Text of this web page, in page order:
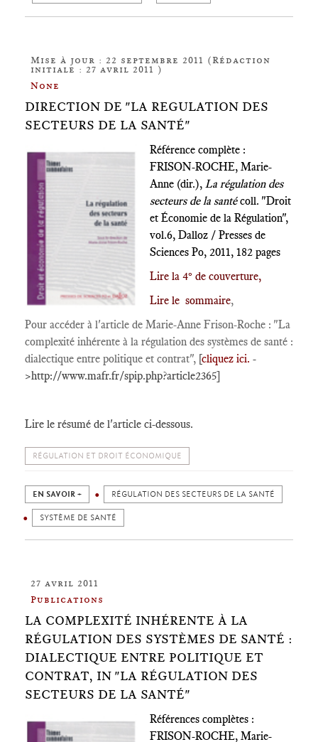
Mise à jour : 22 septembre 2011 (Rédaction
initiale : 27 avril 2011 )
None
DIRECTION DE "LA REGULATION DES
SECTEURS DE LA SANTÉ"
Référence complète :
FRISON-ROCHE, Marie-
Anne (dir.), La régulation des
secteurs de la santécoll. "Droit
et Économie de la Régulation",
vol.6, Dalloz / Presses de
Sciences Po, 2011, 182 pages
Lire la 4° de couverture,
Lire le sommaire,
Pour accéder à l'article de Marie-Anne Frison-Roche : "La
complexité inhérente à la régulation des systèmes de santé :
dialectique entre politique et contrat", [cliquez ici. -
>http://www.mafr.fr/spip.php?article2365]
Lire le résumé de l'article ci-dessous.
RÉGULATION ET DROIT ÉCONOMIQUE
EN SAVOIR + RÉGULATION DES SECTEURS DE LA SANTÉ
SYSTÈME DE SANTÉ
27 avril 2011
Publications
LA COMPLEXITÉ INHÉRENTE À LA
RÉGULATION DES SYSTÈMES DE SANTÉ :
DIALECTIQUE ENTRE POLITIQUE ET
CONTRAT, IN "LA RÉGULATION DES
SECTEURS DE LA SANTÉ"
Références complètes :
FRISON-ROCHE, Marie-